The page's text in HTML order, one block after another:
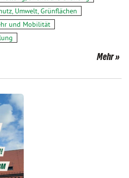
Umwelt, Grünflächen
und Mobilität
Mehr